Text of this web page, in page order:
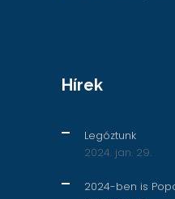
Hírek
Legóztunk
2024. jan. 29.
2024-ben is